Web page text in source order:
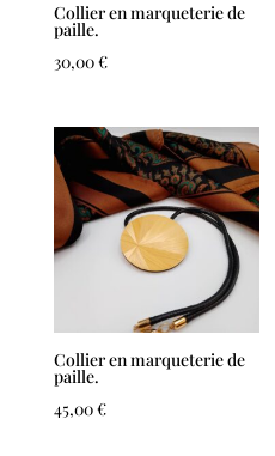
Collier en marqueterie de
paille.
30,00€
Collier en marqueterie de
paille.
45,00€